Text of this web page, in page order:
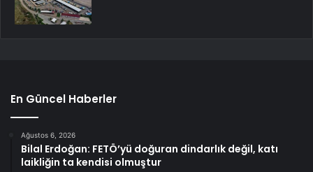
En Güncel Haberler
Ağustos 6, 2026
Bilal Erdoğan: FETÖ’yü doğuran dindarlık değil, katı
laikliğin ta kendisi olmuştur